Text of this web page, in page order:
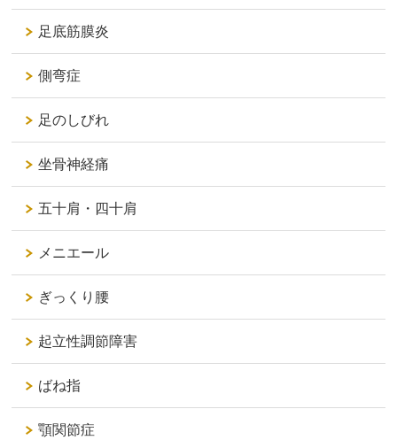
足底筋膜炎
側弯症
足のしびれ
坐骨神経痛
五十肩・四十肩
メニエール
ぎっくり腰
起立性調節障害
ばね指
顎関節症